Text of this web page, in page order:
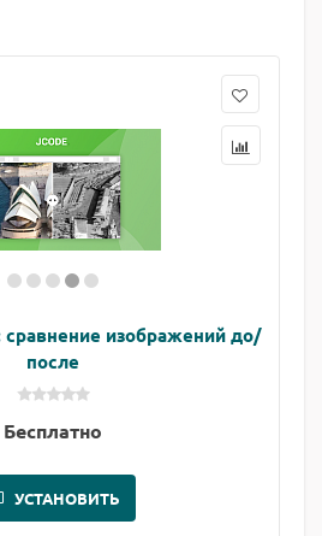
изображений до/
после
Бесплатно
УСТАНОВИТЬ